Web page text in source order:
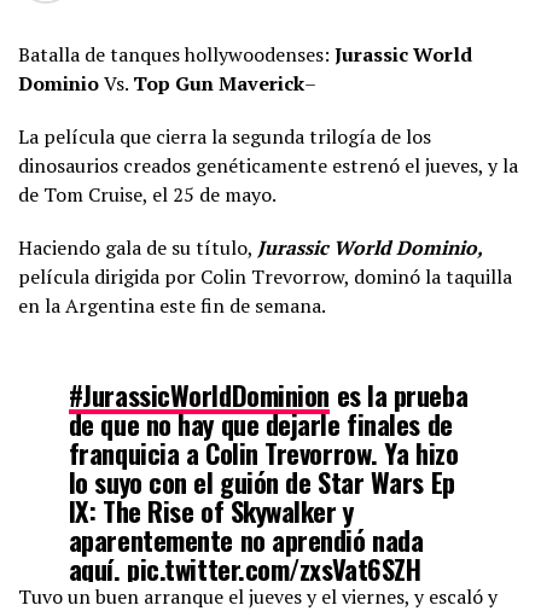
Batalla de tanques hollywoodenses: Jurassic World
DominioVs. Top Gun Maverick–
La película que cierra la segunda trilogía de los
dinosaurios creados genéticamente estrenó el jueves, y la
de Tom Cruise, el 25 de mayo.
Haciendo gala de su título, Jurassic World Dominio,
película dirigida por Colin Trevorrow, dominó la taquilla
en la Argentina este fin de semana.
#JurassicWorldDominion es la prueba
de que no hay que dejarle finales de
franquicia a Colin Trevorrow. Ya hizo
lo suyo con el guión de Star Wars Ep
IX: The Rise of Skywalker y
aparentemente no aprendió nada
aquí. pic.twitter.com/zxsVat6SZH
Tuvo un buen arranque el jueves y el viernes, y escaló y